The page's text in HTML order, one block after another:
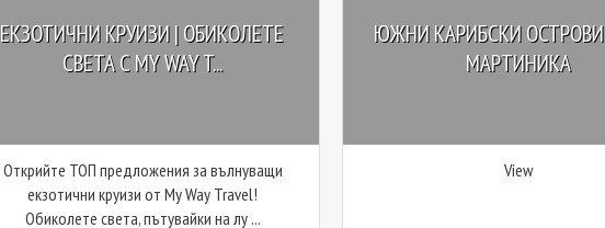
ЕКЗОТИЧНИ КРУИЗИ | ОБИКОЛЕТЕ
СВЕТА С MY WAY T...
Открийте ТОП предложения за вълнуващи
екзотични круизи от My Way Travel!
Обиколете света, пътувайки на лу ...
ЮЖНИ КАРИБСКИ
МАРТИНИКА
View